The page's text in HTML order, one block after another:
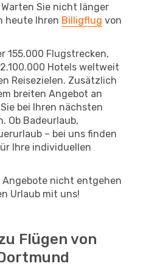
Sie nicht länger
heute Ihren Billigflug von
155.000 Flugstrecken,
Hotels weltweit
Reisezielen. Zusätzlich
breiten Angebot an
bei Ihren nächsten
Ob Badeurlaub,
– bei uns finden
Ihre individuellen
Angebote nicht entgehen
Urlaub mit uns!
Flügen von